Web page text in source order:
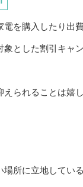
電を購入したり出
象とした割引キャ
えられることは嬉
場所に立地してい